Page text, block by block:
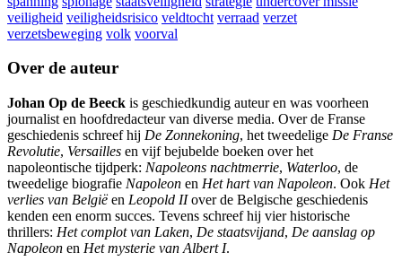
veiligheid veiligheidsrisico veldtocht verraad verzet
verzetsbeweging volk voorval
Over de auteur
Johan Op de Beeck is geschiedkundig auteur en was voorheen
journalist en hoofdredacteur van diverse media. Over de Franse
geschiedenis schreef hij De Zonnekoning, het tweedelige De Franse
Revolutie, Versailles en vijf bejubelde boeken over het
napoleontische tijdperk: Napoleons nachtmerrie, Waterloo, de
tweedelige biografie Napoleon en Het hart van Napoleon. Ook Het
verlies van Belgiëen Leopold IIover de Belgische geschiedenis
kenden een enorm succes. Tevens schreef hij vier historische
thrillers: Het complot van Laken, De staatsvijand, De aanslag op
Napoleon en Het mysterie van Albert I.